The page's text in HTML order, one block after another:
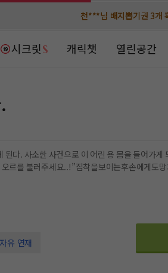
천***님 배지뽑기권 3개
천***님 배지뽑기권 3개
메**님 노벨패스 체험권 3일
메**님 노벨패스 체험권 3일
갈***님 후원10코인
갈***님 후원10코인
시크릿 캐릭챗 열린공간
다. 사소한 사건으로 이 어린 용 몸을 들어가
르를 불러주세요..!”집착을보이는후손에게도
니놀자..!”“..놀자..!”..용들도 집착을하나요..?
자유 연재